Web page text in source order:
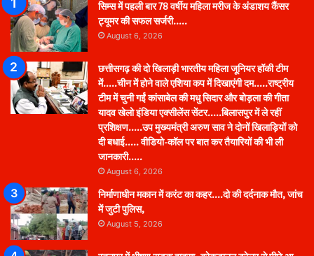
सिम्स में पहली बार 78 वर्षीय महिला मरीज के अंडाशय कैंसर
ट्यूमर की सफल सर्जरी…..
August 6, 2026
छत्तीसगढ़ की दो खिलाड़ी भारतीय महिला जूनियर हॉकी टीम
में…..चीन में होने वाले एशिया कप में दिखाएंगी दम…..राष्ट्रीय
टीम में चुनी गईं कांसाबेल की मधु सिदार और बोड़ला की गीता
यादव खेलो इंडिया एक्सीलेंस सेंटर…..बिलासपुर में ले रहीं
प्रशिक्षण…..उप मुख्यमंत्री अरुण साव ने दोनों खिलाड़ियों को
दी बधाई….. वीडियो-कॉल पर बात कर तैयारियों की भी ली
जानकारी…..
August 6, 2026
निर्माणाधीन मकान में करंट का कहर….दो की दर्दनाक मौत, जांच
में जुटी पुलिस,
August 5, 2026